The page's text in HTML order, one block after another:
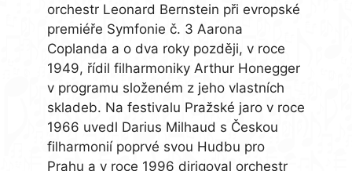
orchestr Leonard Bernstein při evropské
premiéře Symfonie č. 3 Aarona
Coplanda a o dva roky později, v roce
1949, řídil filharmoniky Arthur Honegger
v programu složeném z jeho vlastních
skladeb. Na festivalu Pražské jaro v roce
1966 uvedl Darius Milhaud s Českou
filharmonií poprvé svou Hudbu pro
Prahu a v roce 1996 dirigoval orchestr